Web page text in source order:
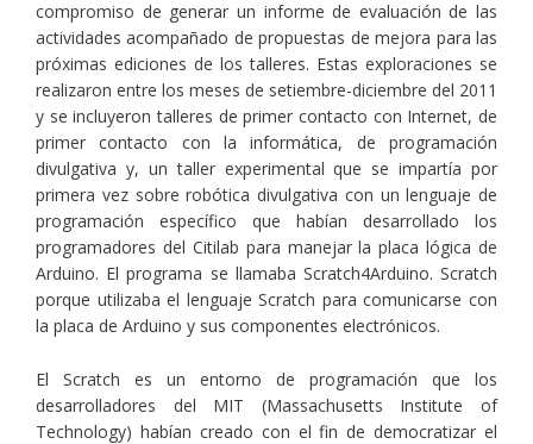
compromiso de generar un informe de evaluación de las
actividades acompañado de propuestas de mejora para las
próximas ediciones de los talleres. Estas exploraciones se
realizaron entre los meses de setiembre-diciembre del 2011
y se incluyeron talleres de primer contacto con Internet, de
primer contacto con la informática, de programación
divulgativa y, un taller experimental que se impartía por
primera vez sobre robótica divulgativa con un lenguaje de
programación específico que habían desarrollado los
programadores del Citilab para manejar la placa lógica de
Arduino. El programa se llamaba Scratch4Arduino. Scratch
porque utilizaba el lenguaje Scratch para comunicarse con
la placa de Arduino y sus componentes electrónicos.
El Scratch es un entorno de programación que los
desarrolladores del MIT (Massachusetts Institute of
Technology) habían creado con el fin de democratizar el